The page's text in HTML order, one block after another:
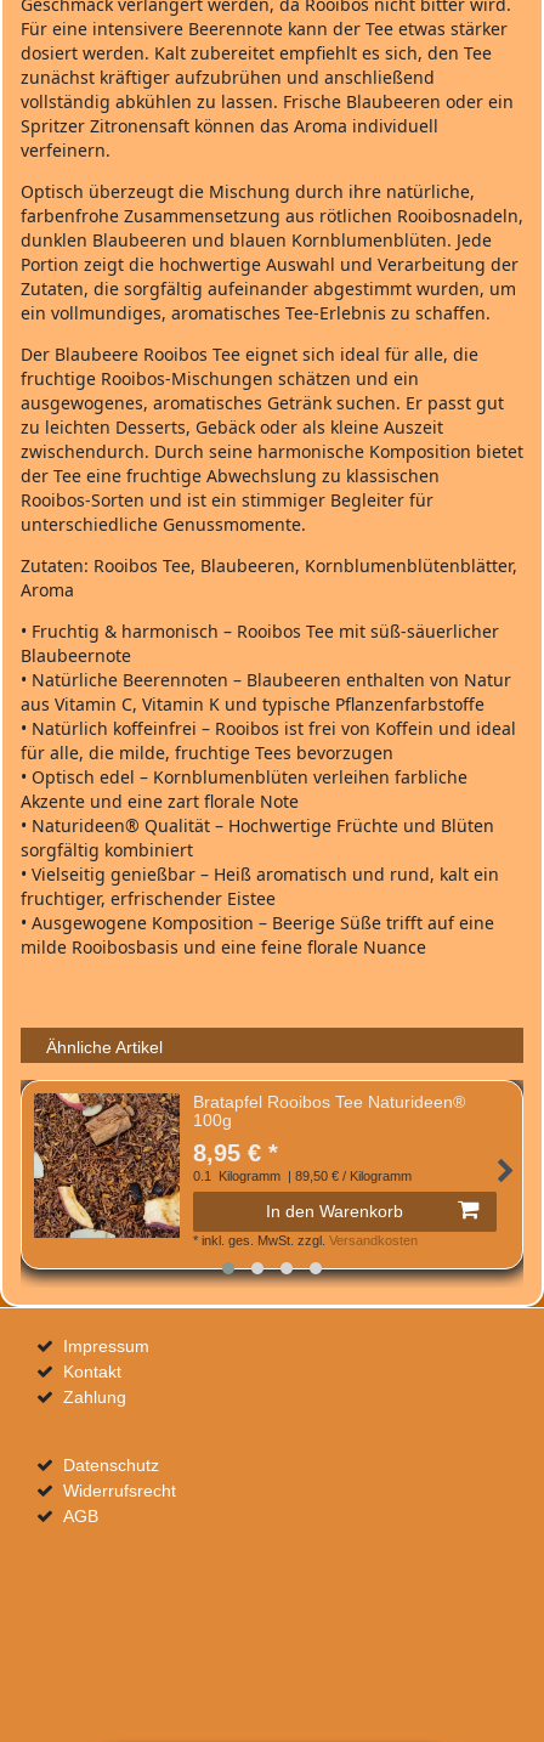
Für eine intensivere Beerennote kann der Tee etwas stärker
dosiert werden. Kalt zubereitet empfiehlt es sich, den Tee
zunächst kräftiger aufzubrühen und anschließend
vollständig abkühlen zu lassen. Frische Blaubeeren oder ein
Spritzer Zitronensaft können das Aroma individuell
verfeinern.
Optisch überzeugt die Mischung durch ihre natürliche,
farbenfrohe Zusammensetzung aus rötlichen Rooibosnadeln,
dunklen Blaubeeren und blauen Kornblumenblüten. Jede
Portion zeigt die hochwertige Auswahl und Verarbeitung der
Zutaten, die sorgfältig aufeinander abgestimmt wurden, um
ein vollmundiges, aromatisches Tee-Erlebnis zu schaffen.
Der Blaubeere Rooibos Tee eignet sich ideal für alle, die
fruchtige Rooibos‑Mischungen schätzen und ein
ausgewogenes, aromatisches Getränk suchen. Er passt gut
zu leichten Desserts, Gebäck oder als kleine Auszeit
zwischendurch. Durch seine harmonische Komposition bietet
der Tee eine fruchtige Abwechslung zu klassischen
Rooibos‑Sorten und ist ein stimmiger Begleiter für
unterschiedliche Genussmomente.
Zutaten: Rooibos Tee, Blaubeeren, Kornblumenblütenblätter,
Aroma
• Fruchtig & harmonisch – Rooibos Tee mit süß‑säuerlicher
Blaubeernote
• Natürliche Beerennoten – Blaubeeren enthalten von Natur
aus Vitamin C, Vitamin K und typische Pflanzenfarbstoffe
• Natürlich koffeinfrei – Rooibos ist frei von Koffein und ideal
für alle, die milde, fruchtige Tees bevorzugen
• Optisch edel – Kornblumenblüten verleihen farbliche
Akzente und eine zart florale Note
• Naturideen® Qualität – Hochwertige Früchte und Blüten
sorgfältig kombiniert
• Vielseitig genießbar – Heiß aromatisch und rund, kalt ein
fruchtiger, erfrischender Eistee
• Ausgewogene Komposition – Beerige Süße trifft auf eine
milde Rooibosbasis und eine feine florale Nuance
Ähnliche Artikel
Bratapfel Rooibos Tee Naturideen®
100g
8,95 € *
0.1 Kilogramm | 89,50 € / Kilogramm
In den Warenkorb
* inkl. ges. MwSt. zzgl. Versandkosten
Impressum
Kontakt
Zahlung
Datenschutz
Widerrufsrecht
AGB